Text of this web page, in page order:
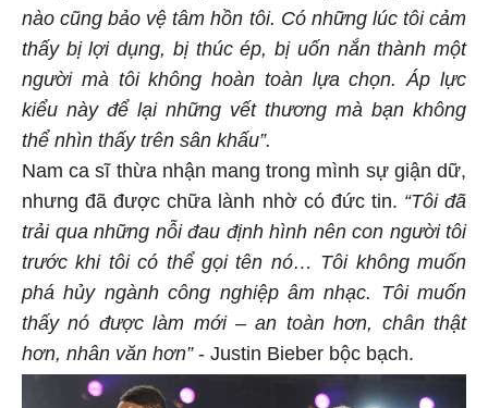
nào cũng bảo vệ tâm hồn tôi. Có những lúc tôi cảm
thấy bị lợi dụng, bị thúc ép, bị uốn nắn thành một
người mà tôi không hoàn toàn lựa chọn. Áp lực
kiểu này để lại những vết thương mà bạn không
thể nhìn thấy trên sân khấu”.
Nam ca sĩ thừa nhận mang trong mình sự giận dữ,
nhưng đã được chữa lành nhờ có đức tin. “Tôi đã
trải qua những nỗi đau định hình nên con người tôi
trước khi tôi có thể gọi tên nó… Tôi không muốn
phá hủy ngành công nghiệp âm nhạc. Tôi muốn
thấy nó được làm mới – an toàn hơn, chân thật
hơn, nhân văn hơn”- Justin Bieber bộc bạch.